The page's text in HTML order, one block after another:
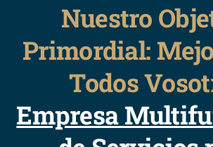
Nuestro
Primordial:
Todos
Empresa